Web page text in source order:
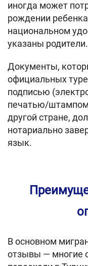
иногда может
рождении
национальном
указаны родители.
Документы,
официальных
подписью
печатью/
другой стране,
нотариально
язык.
В основном
отзывы — многие